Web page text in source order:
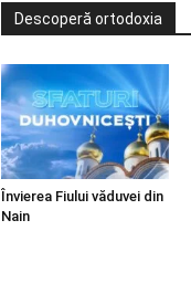
Descoperă ortodoxia
Învierea Fiului văduvei din
Nain